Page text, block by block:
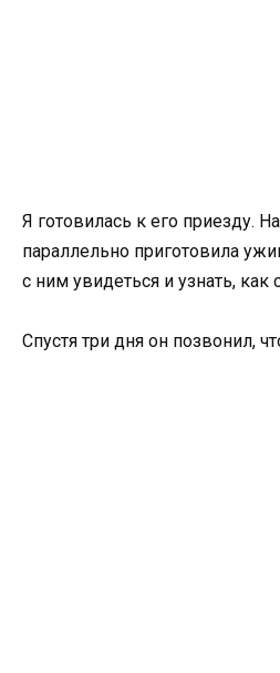
Я готовилась к его приезду.
параллельно приготовила
с ним увидеться и узнать,
Спустя три дня он позвонил,